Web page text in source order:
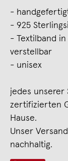
-
- 925
- Textilband
verstellbar
- unisex
jedes unserer
zertifizierten
Hause.
Unser
nachhaltig.